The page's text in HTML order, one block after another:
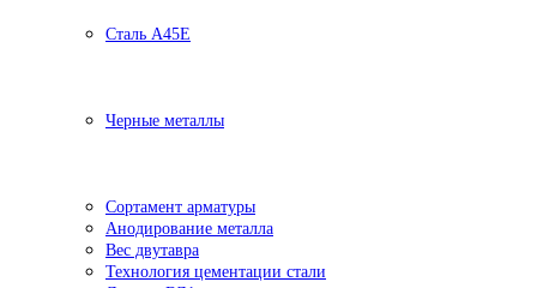
Сталь А45Е
Черные металлы
Сортамент арматуры
Анодирование металла
Вес двутавра
Технология цементации стали